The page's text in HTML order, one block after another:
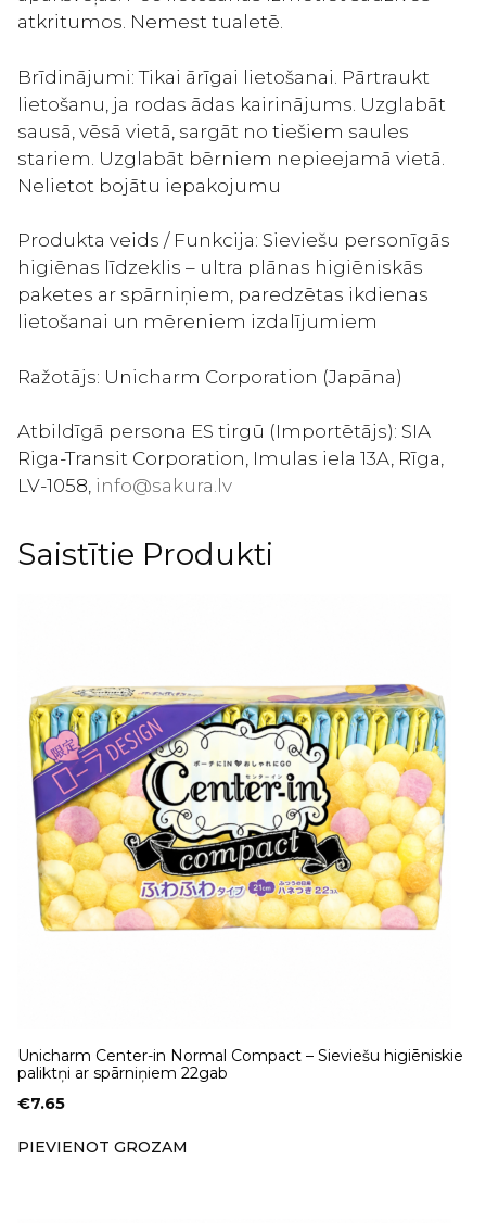
atkritumos. Nemest tualetē.
Brīdinājumi: Tikai ārīgai lietošanai. Pārtraukt
lietošanu, ja rodas ādas kairinājums. Uzglabāt
sausā, vēsā vietā, sargāt no tiešiem saules
stariem. Uzglabāt bērniem nepieejamā vietā.
Nelietot bojātu iepakojumu
Produkta veids / Funkcija: Sieviešu personīgās
higiēnas līdzeklis – ultra plānas higiēniskās
paketes ar spārniņiem, paredzētas ikdienas
lietošanai un mēreniem izdalījumiem
Ražotājs: Unicharm Corporation (Japāna)
Atbildīgā persona ES tirgū (Importētājs): SIA
Riga-Transit Corporation, Imulas iela 13A, Rīga,
LV-1058, info@sakura.lv
Saistītie Produkti
Unicharm Center-in Normal Compact – Sieviešu higiēniskie
paliktņi ar spārniņiem 22gab
€7.65
PIEVIENOT GROZAM